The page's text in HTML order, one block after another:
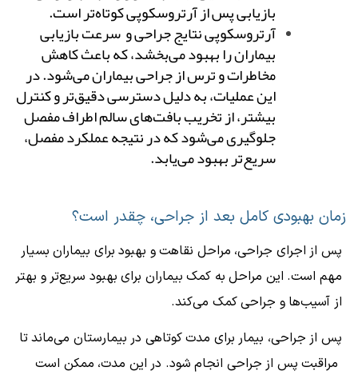
بازیابی پس از آرتروسکوپی کوتاه‌تر است.
آرتروسکوپی نتایج جراحی و سرعت بازیابی
بیماران را بهبود می‌بخشد، که باعث کاهش
مخاطرات و ترس از جراحی بیماران می‌شود. در
این عملیات، به دلیل دسترسی دقیق‌تر و کنترل
بیشتر، از تخریب بافت‌های سالم اطراف مفصل
جلوگیری می‌شود که در نتیجه عملکرد مفصل،
سریع‌تر بهبود می‌یابد.
زمان بهبودی کامل بعد از جراحی، چقدر است؟
پس از اجرای جراحی، مراحل نقاهت و بهبود برای بیماران بسیار
مهم است. این مراحل به کمک بیماران برای بهبود سریع‌تر و بهتر
از آسیب‌ها و جراحی کمک می‌کند.
پس از جراحی، بیمار برای مدت کوتاهی در بیمارستان می‌ماند تا
مراقبت پس از جراحی انجام شود. در این مدت، ممکن است